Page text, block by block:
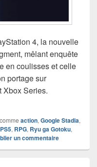
4, la nouvelle
mêlant enquête
en coulisses et celle
portage sur
Xbox Series.
action, Google Stadia,
PS5, RPG, Ryu ga Gotoku,
un commentaire